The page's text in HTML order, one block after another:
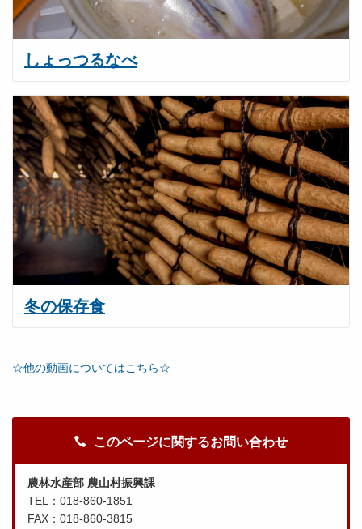
しょっつるなべ
冬の保存食
☆他の動画についてはこちら☆
このページに関するお問い合わせ
農林水産部 農山村振興課
TEL：018-860-1851
FAX：018-860-3815